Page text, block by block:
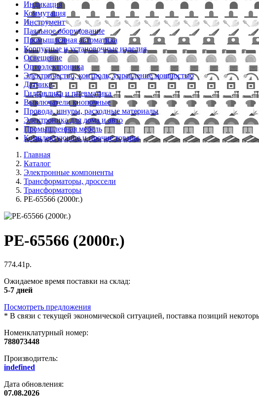
Индикация
Коммутация
Инструмент
Паяльное оборудование
Промышленная автоматика
Корпусные и установочные изделия
Освещение
Оптоэлектроника
Электричество, контроль, управление мощностью
Датчики
Гидравлика и пневматика
Выключатели кнопочные
Провода, шнуры, расходные материалы
Электроника для дома и авто
Промышленная мебель
Комплектующие и прочие товары
Главная
Каталог
Электронные компоненты
Трансформаторы, дроссели
Трансформаторы
PE-65566 (2000г.)
PE-65566 (2000г.)
774.41р.
Ожидаемое время поставки на склад:
5-7 дней
Посмотреть предложения
* В связи с текущей экономической ситуацией, поставка позиций
Номенклатурный номер:
788073448
Производитель:
indefined
Дата обновления:
07.08.2026